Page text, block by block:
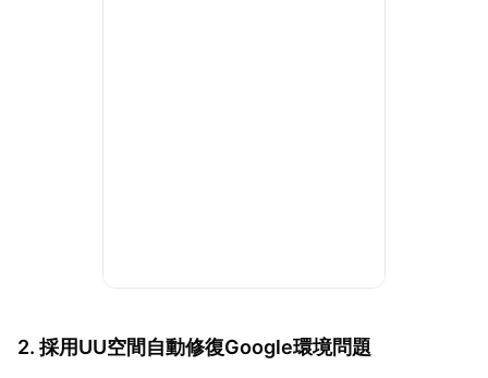
2. 採用UU空間自動修復Google環境問題